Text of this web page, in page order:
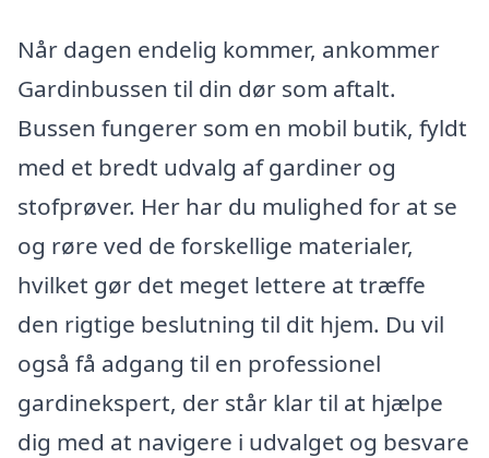
Når dagen endelig kommer, ankommer
Gardinbussen til din dør som aftalt.
Bussen fungerer som en mobil butik, fyldt
med et bredt udvalg af gardiner og
stofprøver. Her har du mulighed for at se
og røre ved de forskellige materialer,
hvilket gør det meget lettere at træffe
den rigtige beslutning til dit hjem. Du vil
også få adgang til en professionel
gardinekspert, der står klar til at hjælpe
dig med at navigere i udvalget og besvare